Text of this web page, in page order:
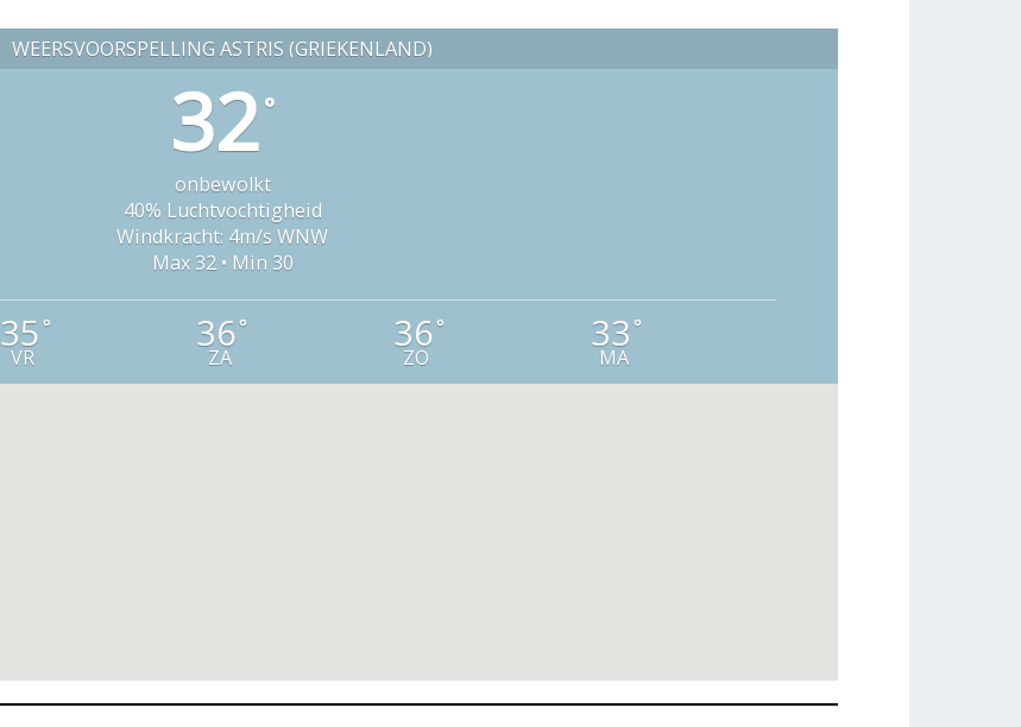
WEERSVOORSPELLING ASTRIS (GRIEKENLAND)
32°
onbewolkt
40% Luchtvochtigheid
Windkracht: 4m/s WNW
Max 32 • Min 30
35°
VR
36°
ZA
36°
ZO
33°
MA